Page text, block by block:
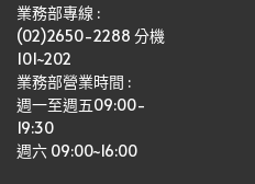
業務部專線 :
(02)2650-2288 分機
101~202
業務部營業時間 :
週一至週五09:00-
19:30
週六 09:00~16:00